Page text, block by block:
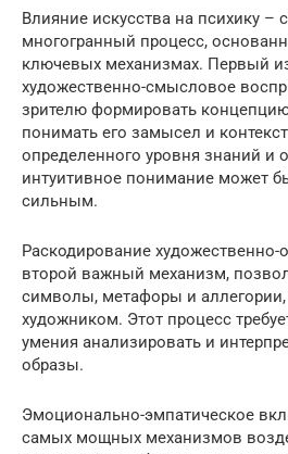
Влияние искусства на психику –
многогранный процесс,
ключевых механизмах. Первый
художественно-смысловое
зрителю формировать
понимать его замысел и
определенного уровня знаний и
интуитивное понимание может
сильным.
Раскодирование художественно-
второй важный механизм,
символы, метафоры и
художником. Этот процесс
умения анализировать и
образы.
Эмоционально-эмпатическое
самых мощных механизмов